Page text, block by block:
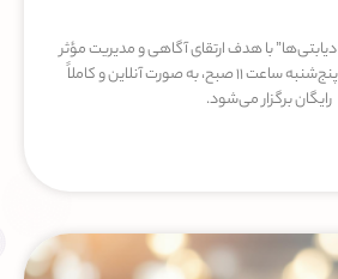
با هدف ارتقای آگاهی و مدیریت مؤثر
دیابت، همهٔ هفته، هر پنج‌شنبه ساعت ۱۱ صبح، به صورت آنلاین و کاملاً
رایگان برگزار می‌شود.